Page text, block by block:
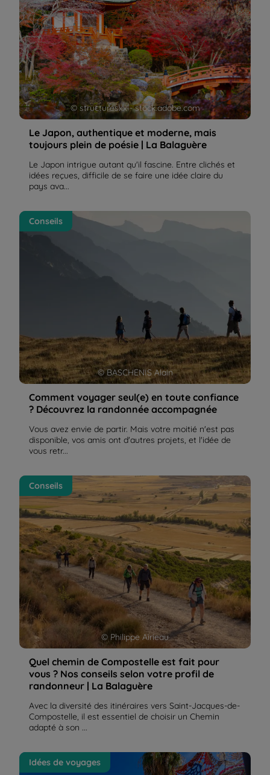
© structuresxx - stock.adobe.com
Le Japon, authentique et moderne, mais
toujours plein de poésie | La Balaguère
Le Japon intrigue autant qu'il fascine. Entre clichés et
idées reçues, difficile de se faire une idée claire du
pays ava...
Comment voyager seul(e) en toute confiance ?
Découvrez la randonnée accompagnée
© BASCHENIS Alain
Conseils
Comment voyager seul(e) en toute confiance
? Découvrez la randonnée accompagnée
Vous avez envie de partir. Mais votre moitié n'est pas
disponible, vos amis ont d'autres projets, et l'idée de
vous retr...
Quel chemin de Compostelle est fait pour vous ?
Nos conseils selon votre profil de randonneur | La
Balaguère
© Philippe Airieau
Conseils
Quel chemin de Compostelle est fait pour
vous ? Nos conseils selon votre profil de
randonneur | La Balaguère
Avec la diversité des itinéraires vers Saint-Jacques-de-
Compostelle, il est essentiel de choisir un Chemin
adapté à son ...
La Via de la Plata en Espagne, un des chemins de
Compostelle les plus authentiques | La Balaguère
Idées de voyages